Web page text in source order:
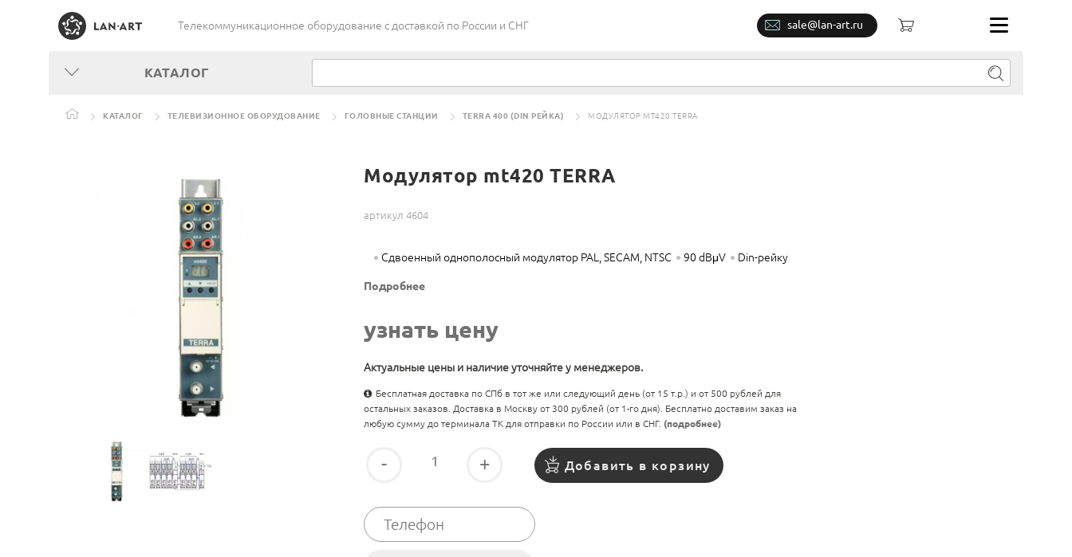
Телекоммуникационное оборудование c доставкой по России и СНГ sale@lan-art.ru
КАТАЛОГ
КАТАЛОГ ТЕЛЕВИЗИОННОЕ ОБОРУДОВАНИЕ ГОЛОВНЫЕ СТАНЦИИ TERRA 400 (DIN РЕЙКА) МОДУЛЯТОР MT420 TERRA
Модулятор mt420 TERRA
артикул 4604
Cдвоенный однополосный модулятор PAL, SECAM, NTSC 90 dBμV Din-рейку
Подробнее
узнать цену
Актуальные цены и наличие уточняйте у менеджеров.
Бесплатная доставка по СПб в тот же или следующий день (от 15 т.р.) и от 500 рублей для
остальных заказов. Доставка в Москву от 300 рублей (от 1-го дня). Бесплатно доставим заказ на
любую сумму до терминала ТК для отправки по России или в СНГ. (подробнее)
- + Добавить в корзину